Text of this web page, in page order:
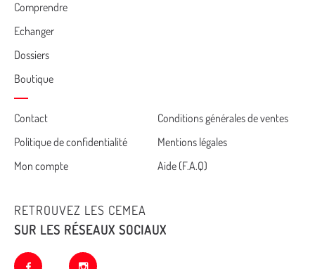
Comprendre
Echanger
Dossiers
Boutique
Cemea
footer
Contact
Conditions générales de ventes
Politique de confidentialité
Mentions légales
Mon compte
Aide (F.A.Q)
RETROUVEZ LES CEMEA
SUR LES RÉSEAUX SOCIAUX
facebook instagram